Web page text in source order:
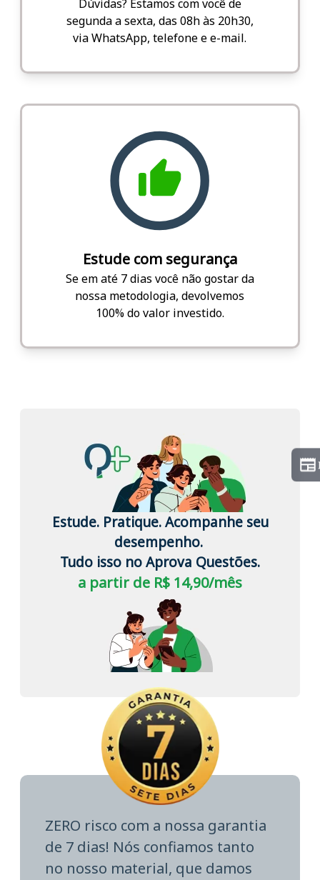
Dúvidas? Estamos com você de
segunda a sexta, das 08h às 20h30,
via WhatsApp, telefone e e-mail.
Estude com segurança
Se em até 7 dias você não gostar da
nossa metodologia, devolvemos
100% do valor investido.
Estude. Pratique. Acompanhe seu
desempenho.
Tudo isso no Aprova Questões.
a partir de R$ 14,90/mês
ZERO risco com a nossa garantia
de 7 dias! Nós confiamos tanto
no nosso material, que damos